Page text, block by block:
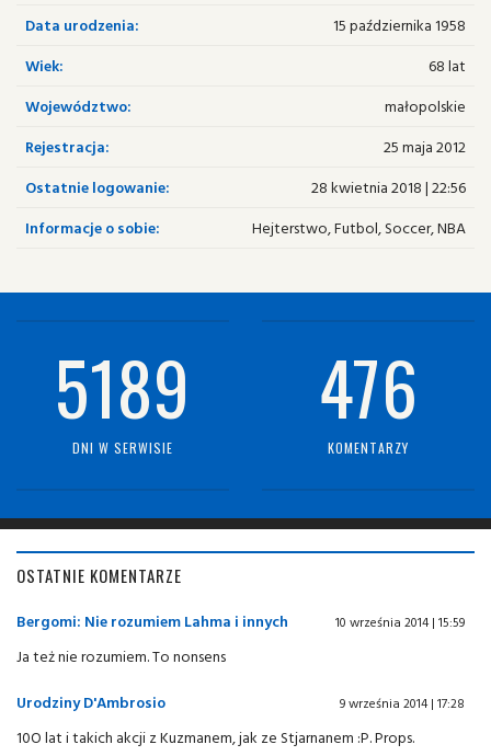
Data urodzenia:
15 października 1958
Wiek:
68 lat
Województwo:
małopolskie
Rejestracja:
25 maja 2012
Ostatnie logowanie:
28 kwietnia 2018 | 22:56
Informacje o sobie:
Hejterstwo, Futbol, Soccer, NBA
5189
DNI W SERWISIE
476
KOMENTARZY
OSTATNIE KOMENTARZE
Bergomi: Nie rozumiem Lahma i innych 10 września 2014 | 15:59
Ja też nie rozumiem. To nonsens
Urodziny D'Ambrosio
9 września 2014 | 17:28
10O lat i takich akcji z Kuzmanem, jak ze Stjarnanem :P. Props.